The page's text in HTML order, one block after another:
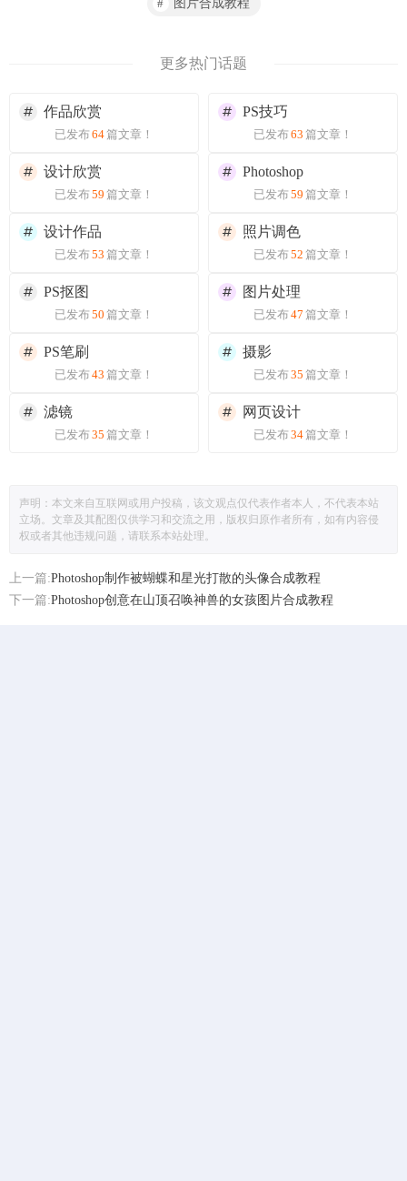
图片合成教程
更多热门话题
作品欣赏
已发布 64篇文章！
PS技巧
已发布 63 篇文章！
设计欣赏
已发布 59 篇文章！
Photoshop
已发布 59 篇文章！
设计作品
已发布 53 篇文章！
照片调色
已发布 52 篇文章！
PS抠图
已发布 50 篇文章！
图片处理
已发布 47 篇文章！
PS笔刷
已发布 43 篇文章！
摄影
已发布 35 篇文章！
滤镜
已发布 35 篇文章！
网页设计
已发布 34篇文章！
声明：本文来自互联网或用户投稿，该文观点仅代表作者本人，不代表本站
立场。文章及其配图仅供学习和交流之用，版权归原作者所有，如有内容侵
权或者其他违规问题，请联系本站处理。
上一篇:Photoshop制作被蝴蝶和星光打散的头像合成教程
下一篇:Photoshop创意在山顶召唤神兽的女孩图片合成教程